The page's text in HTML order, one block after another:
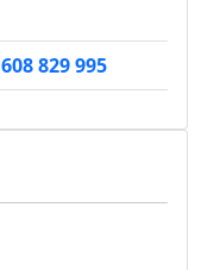
608 829 995